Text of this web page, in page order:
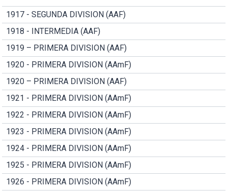
1917 - SEGUNDA DIVISION (AAF)
1918 - INTERMEDIA (AAF)
1919 – PRIMERA DIVISION (AAF)
1920 - PRIMERA DIVISION (AAmF)
1920 – PRIMERA DIVISION (AAF)
1921 - PRIMERA DIVISION (AAmF)
1922 - PRIMERA DIVISION (AAmF)
1923 - PRIMERA DIVISION (AAmF)
1924 - PRIMERA DIVISION (AAmF)
1925 - PRIMERA DIVISION (AAmF)
1926 - PRIMERA DIVISION (AAmF)